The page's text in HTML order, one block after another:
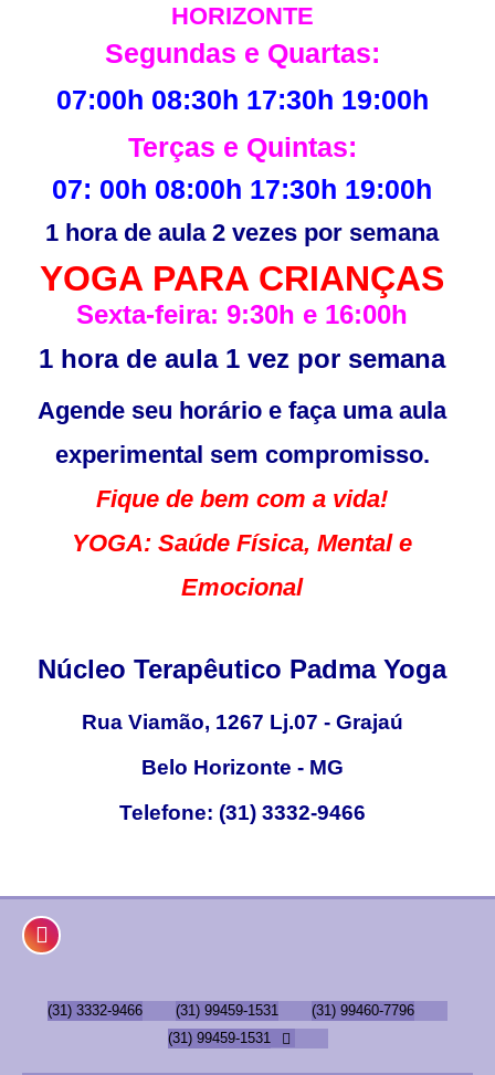
HORIZONTE
Segundas e Quartas:
07:00h 08:30h 17:30h 19:00h
Terças e Quintas:
07: 00h 08:00h 17:30h 19:00h
1 hora de aula 2 vezes por semana
YOGA PARA CRIANÇAS
Sexta-feira: 9:30h e 16:00h
1 hora de aula 1 vez por semana
Agende seu horário e faça uma aula
experimental sem compromisso.
Fique de bem com a vida!
YOGA: Saúde Física, Mental e
Emocional
Núcleo Terapêutico Padma Yoga
Rua Viamão, 1267 Lj.07 - Grajaú
Belo Horizonte - MG
Telefone: (31) 3332-9466

(31) 3332-9466 (31) 99459-1531
(31) 99460-7796
(31) 99459-1531
